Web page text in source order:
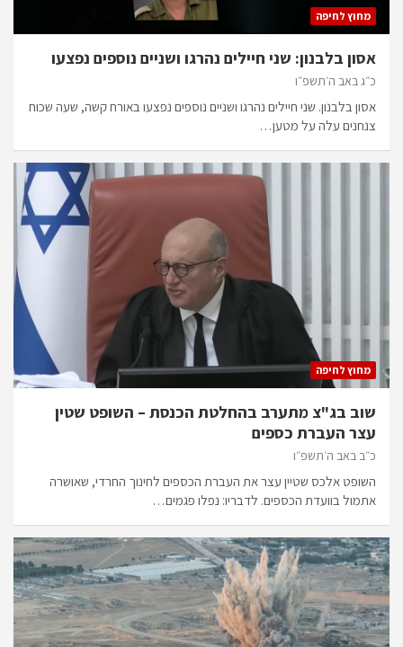
מחוץ לחיפה
אסון בלבנון: שני חיילים נהרגו ושניים נוספים נפצעו
כ״ג באב ה׳תשפ״ו
אסון בלבנון. שני חיילים נהרגו ושניים נוספים נפצעו באורח קשה, שעה שכוח
צנחנים עלה על מטען…
מחוץ לחיפה
שוב בג"צ מתערב בהחלטת הכנסת – השופט שטין
עצר העברת כספים
כ״ב באב ה׳תשפ״ו
השופט אלכס שטיין עצר את העברת הכספים לחינוך החרדי, שאושרה
אתמול בוועדת הכספים. לדבריו: נפלו פגמים…